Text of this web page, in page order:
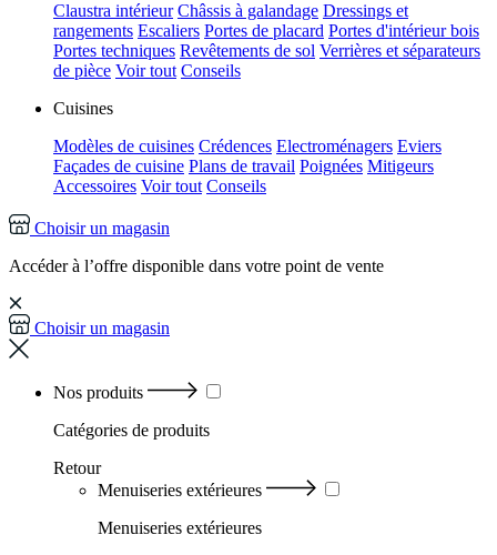
Claustra intérieur Châssis à galandage Dressings et
rangements Escaliers Portes de placard Portes d'intérieur bois
Portes techniques Revêtements de sol Verrières et séparateurs
de pièce Voir tout Conseils
Cuisines
Modèles de cuisines Crédences Electroménagers Eviers
Façades de cuisine Plans de travail Poignées Mitigeurs
Accessoires Voir tout Conseils
Choisir un magasin
Accéder à l’offre disponible dans votre point de vente
Choisir un magasin
Nos produits
Catégories de produits
Retour
Menuiseries extérieures
Menuiseries extérieures